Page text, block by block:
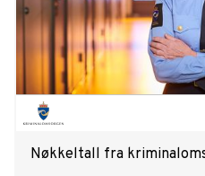
Nøkkeltall fra